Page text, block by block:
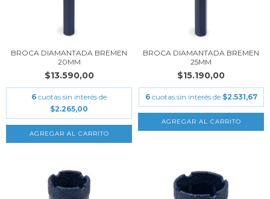
BROCA DIAMANTADA BREMEN
20MM
$13.590,00
6 cuotas sin interés de
$2.265,00
BROCA DIAMANTADA BREMEN
25MM
$15.190,00
6 cuotas sin interés de $2.531,67